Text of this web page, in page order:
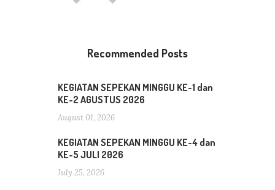
Recommended Posts
KEGIATAN SEPEKAN MINGGU KE-1 dan
KE-2 AGUSTUS 2026
August 01, 2026
KEGIATAN SEPEKAN MINGGU KE-4 dan
KE-5 JULI 2026
July 25, 2026